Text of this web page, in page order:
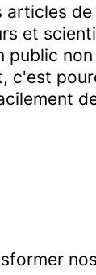
articles
et